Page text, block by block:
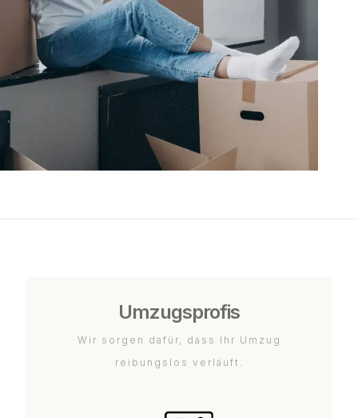
Umzugsprofis
Wir sorgen dafür, dass Ihr Umzug
reibungslos verläuft.